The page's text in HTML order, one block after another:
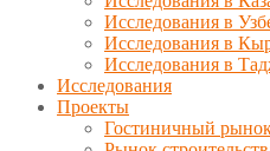
Исследования в
Исследования в
Исследования в
Исследования
Проекты
Гостиничный